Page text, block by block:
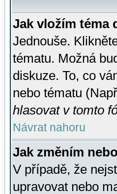
Jak vložím téma
Jednouše.
tématu. Možná
diskuze. To, co
nebo tématu
hlasovat v tomto
Návrat nahoru
Jak změním
V případě, že
upravovat nebo